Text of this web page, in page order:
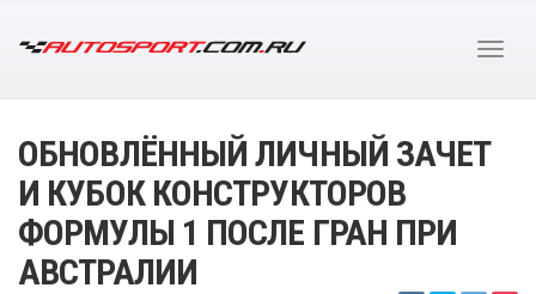
ОБНОВЛЁННЫЙ ЛИЧНЫЙ ЗАЧЕТ
И КУБОК КОНСТРУКТОРОВ
ФОРМУЛЫ 1 ПОСЛЕ ГРАН ПРИ
АВСТРАЛИИ